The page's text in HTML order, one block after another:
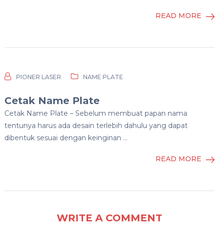
READ MORE
PIONER LASER NAME PLATE
Cetak Name Plate
Cetak Name Plate – Sebelum membuat papan nama
tentunya harus ada desain terlebih dahulu yang dapat
dibentuk sesuai dengan keinginan …
READ MORE
WRITE A COMMENT